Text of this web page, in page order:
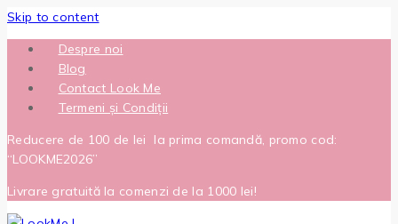
Skip to content
Despre noi
Blog
Contact Look Me
Termeni și Condiții
Reducere de 100 de lei la prima comandă, promo cod:
“LOOKME2026”
Livrare gratuită la comenzi de la 1000 lei!